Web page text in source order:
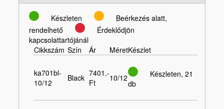
Készleten
Beérkezés alatt,
rendelhető
Érdeklődjön
kapcsolattartójánál
Cikkszám Szín Ár MéretKészlet
ka701bl-
10/12
Black 7401,-
Ft
10/12
Készleten, 21
db